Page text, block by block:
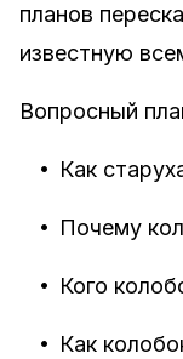
планов
известную
Вопросный
• Как
• Почему
• Кого
• Как